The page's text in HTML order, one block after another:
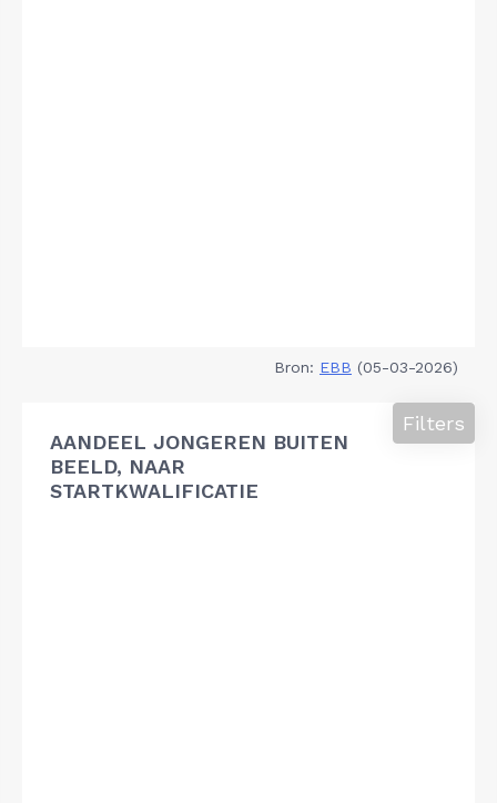
Bron: EBB (05-03-2026)
AANDEEL JONGEREN BUITEN
BEELD, NAAR
STARTKWALIFICATIE
Filters